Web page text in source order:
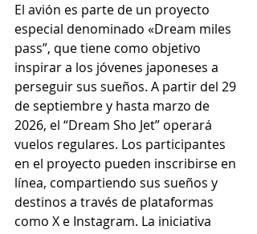
El avión es parte de un proyecto
especial denominado «Dream miles
pass”, que tiene como objetivo
inspirar a los jóvenes japoneses a
perseguir sus sueños. A partir del 29
de septiembre y hasta marzo de
2026, el “Dream Sho Jet” operará
vuelos regulares. Los participantes
en el proyecto pueden inscribirse en
línea, compartiendo sus sueños y
destinos a través de plataformas
como X e Instagram. La iniciativa